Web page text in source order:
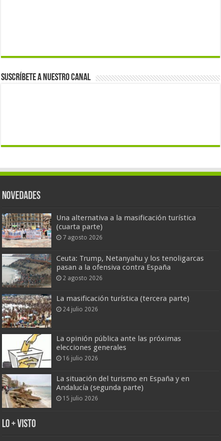
Suscríbete a nuestro canal
Novedades
Una alternativa a la masificación turística
(cuarta parte)
7 agosto 2026
Ceuta: Trump, Netanyahu y los tenoligarcas
pasan a la ofensiva contra España
2 agosto 2026
La masificación turística (tercera parte)
24 julio 2026
La opinión pública ante las próximas
elecciones generales
16 julio 2026
La situación del turismo en España y en
Andalucía (segunda parte)
15 julio 2026
Lo + Visto